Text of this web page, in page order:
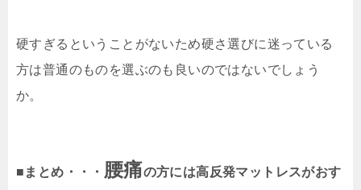
硬すぎるということがないため硬さ選びに迷っている
方は普通のものを選ぶのも良いのではないでしょう
か。
■まとめ・・・ 腰痛の方には高反発マットレスがおす